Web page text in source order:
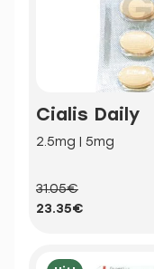
Cialis Daily
2.5mg | 5mg
31.05€
23.35€